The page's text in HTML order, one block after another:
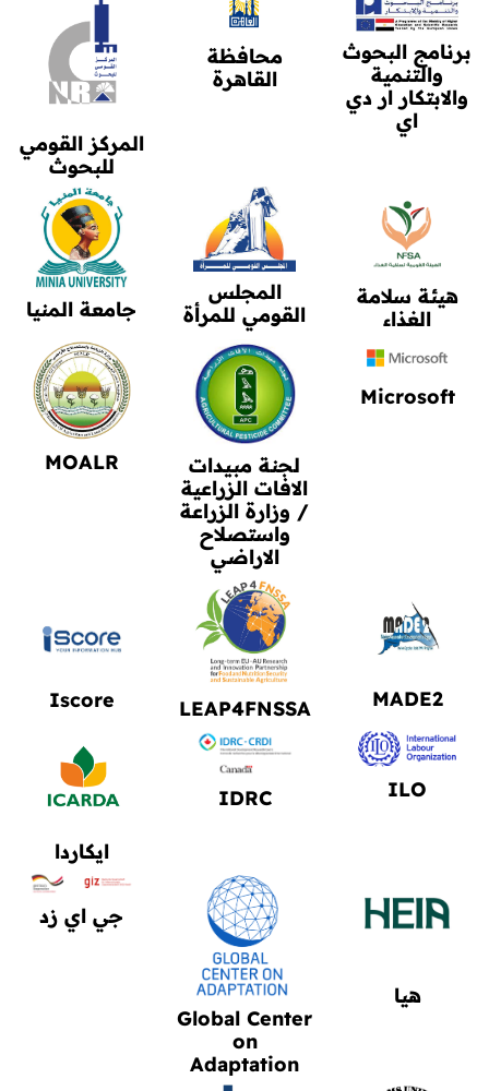
برنامج البحوث
والتنمية
والابتكار ار دي
اي
محافظة
القاهرة
المركز القومي
للبحوث
هيئة سلامة
الغذاء
المجلس
القومي للمرأة
جامعة المنيا
Microsoft
لجنة مبيدات
الافات الزراعية
/ وزارة الزراعة
واستصلاح
الاراضي
MOALR
MADE2
LEAP4FNSSA
Iscore
ILO
IDRC
ايكاردا
هيا
Global Center
on
Adaptation
جي اي زد